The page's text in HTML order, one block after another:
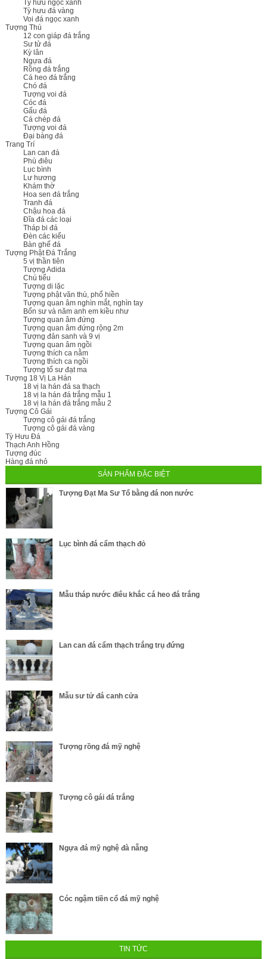
Tỳ hưu ngọc xanh
Tỳ hưu đá vàng
Voi đá ngọc xanh
Tượng Thú
12 con giáp đá trắng
Sư tử đá
Kỳ lân
Ngựa đá
Rồng đá trắng
Cá heo đá trắng
Chó đá
Tượng voi đá
Cóc đá
Gấu đá
Cá chép đá
Tượng voi đá
Đại bàng đá
Trang Trí
Lan can đá
Phù điêu
Lục bình
Lư hương
Khám thờ
Hoa sen đá trắng
Tranh đá
Chậu hoa đá
Đĩa đá các loại
Tháp bi đá
Đèn các kiểu
Bàn ghế đá
Tượng Phật Đá Trắng
5 vị thần tiên
Tượng Adida
Chú tiểu
Tượng di lặc
Tượng phật văn thù, phổ hiền
Tượng quan âm nghìn mắt, nghìn tay
Bổn sư và năm anh em kiều như
Tượng quan âm đứng
Tượng quan âm đứng rộng 2m
Tượng đản sanh và 9 vị
Tượng quan âm ngồi
Tượng thích ca nằm
Tượng thích ca ngồi
Tượng tổ sư đạt ma
Tượng 18 Vị La Hán
18 vị la hán đá sa thạch
18 vị la hán đá trắng mẫu 1
18 vị la hán đá trắng mẫu 2
Tượng Cô Gái
Tượng cô gái đá trắng
Tượng cô gái đá vàng
Tỳ Hưu Đá
Thạch Anh Hồng
Tượng đúc
Hàng đá nhỏ
SẢN PHẨM ĐẶC BIỆT
Tượng Đạt Ma Sư Tổ bằng đá non nước
Lục bình đá cẩm thạch đỏ
Mẫu tháp nước điêu khắc cá heo đá trắng
Lan can đá cẩm thạch trắng trụ đứng
Mẫu sư tử đá canh cửa
Tượng rồng đá mỹ nghệ
Tượng cô gái đá trắng
Ngựa đá mỹ nghệ đà nẵng
Cóc ngậm tiền cổ đá mỹ nghệ
TIN TỨC